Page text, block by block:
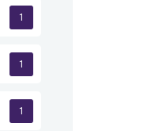
1
1
1